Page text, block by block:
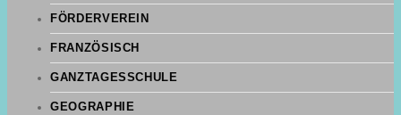
FÖRDERVEREIN
FRANZÖSISCH
GANZTAGESSCHULE
GEOGRAPHIE